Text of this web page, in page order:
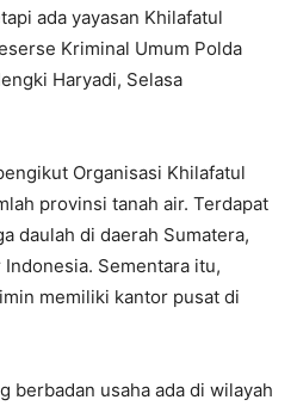
ada yayasan Khilafatul
Kriminal Umum Polda
Haryadi, Selasa
Organisasi Khilafatul
provinsi tanah air. Terdapat
daulah di daerah Sumatera,
Sementara itu,
memiliki kantor pusat di
berbadan usaha ada di wilayah